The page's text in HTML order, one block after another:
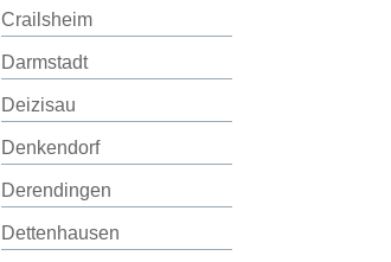
Crailsheim
Darmstadt
Deizisau
Denkendorf
Derendingen
Dettenhausen